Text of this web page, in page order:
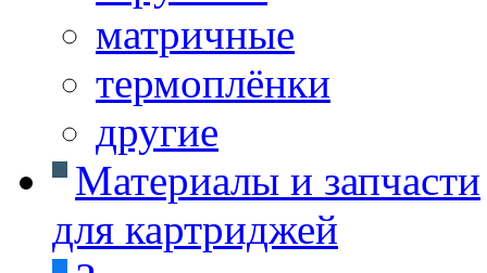
матричные
термоплёнки
другие
Материалы и запчасти
для картриджей